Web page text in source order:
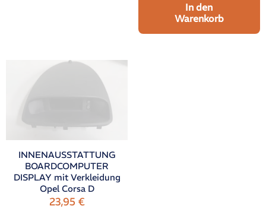
In den
Warenkorb
INNENAUSSTATTUNG
BOARDCOMPUTER
DISPLAY mit Verkleidung
Opel Corsa D
23,95 €